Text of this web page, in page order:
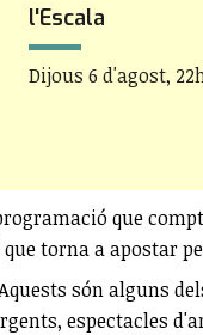
l'Escala
Dijous 6 d'agost,
que
torna a
són alguns
espectacles